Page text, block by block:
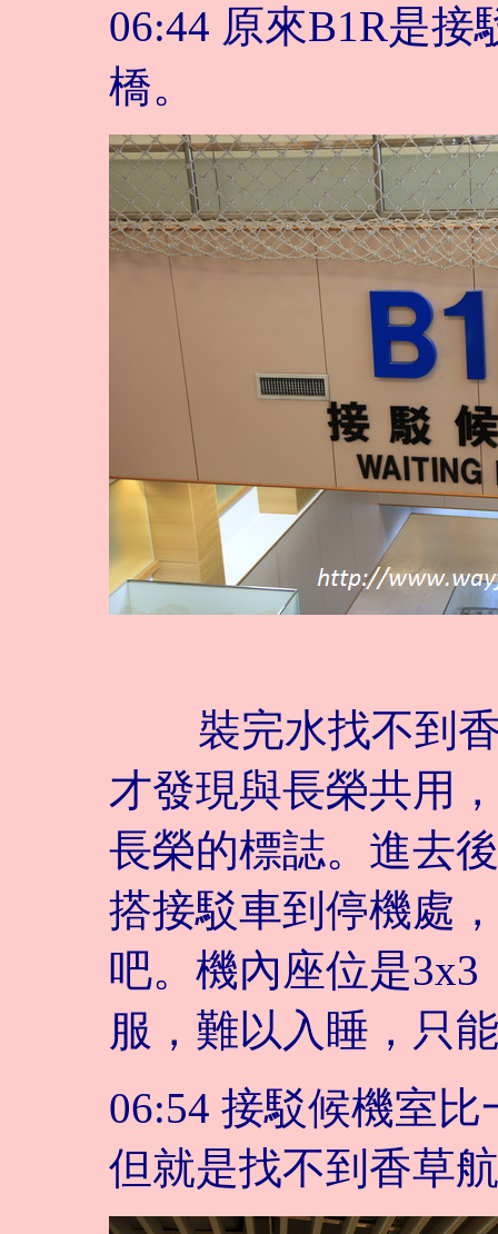
06:44 原來B1R是
橋。
裝完水找不到香
才發現與長榮共用
長榮的標誌。進去
搭接駁車到停機處
吧。機內座位是
服，難以入睡，只
06:54 接駁候機室
但就是找不到香草